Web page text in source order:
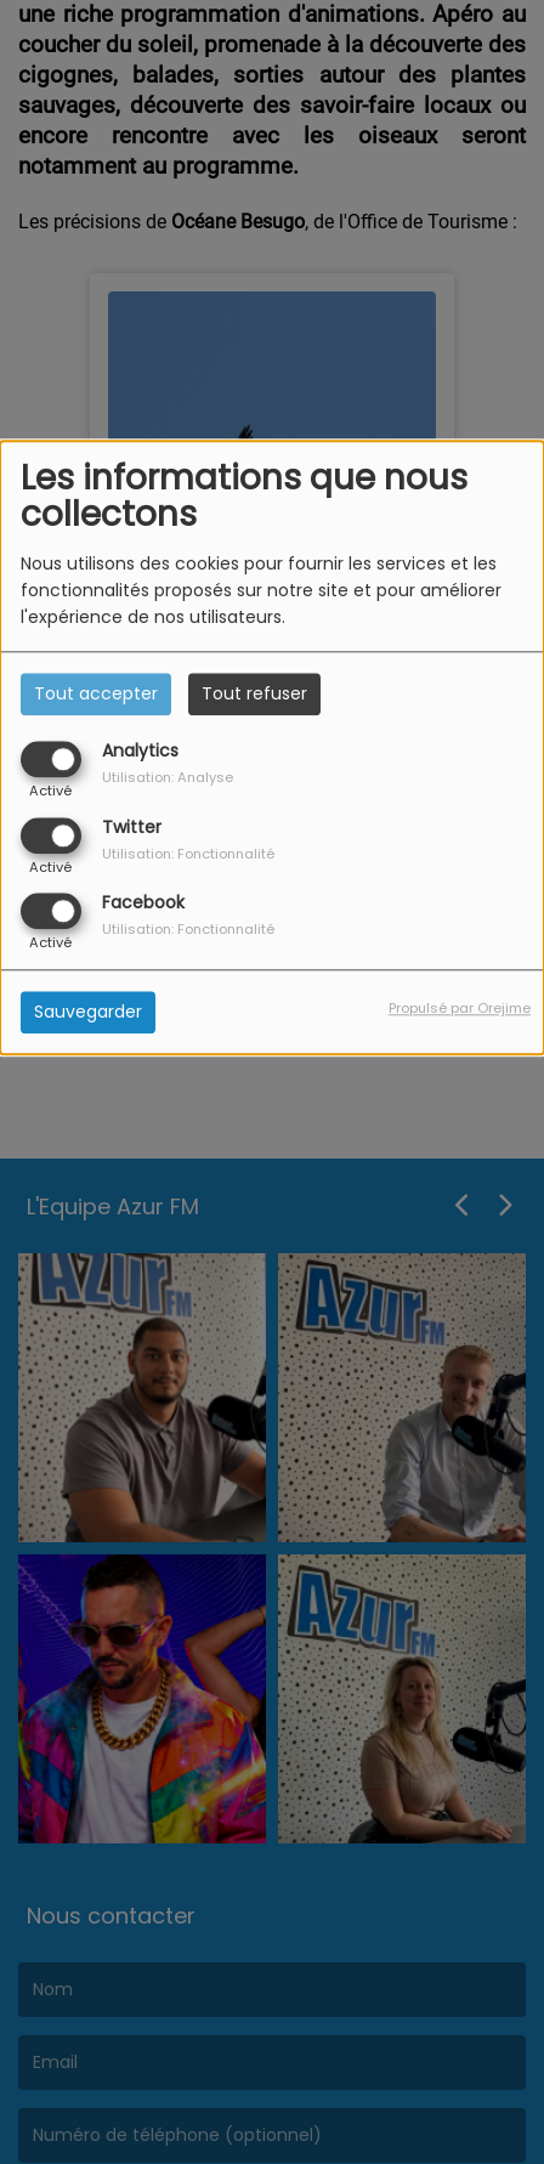
Les informations que nous
collectons
Nous utilisons des cookies pour fournir les services et les
fonctionnalités proposés sur notre site et pour améliorer
l'expérience de nos utilisateurs.
Tout accepter Tout refuser
Analytics
Activé
Utilisation: Analyse
Twitter
Activé
Utilisation: Fonctionnalité
Facebook
Activé
Utilisation: Fonctionnalité
Sauvegarder Propulsé par Orejime
une riche programmation d'animations. Apéro au
coucher du soleil, promenade à la découverte des
cigognes, balades, sorties autour des plantes
sauvages, découverte des savoir-faire locaux ou
encore rencontre avec les oiseaux seront
notamment au programme.
Les précisions de Océane Besugo, de l'Office de Tourisme :
Propos recueillis par Anaïs Follenius / © Crédit photo :
Document remis
Voir aussi
Mittlach : Visites
guidées du Musée de
l'Ambulance Alpine
rendez-vous du mois
L'Equipe Azur FM
Nous contacter